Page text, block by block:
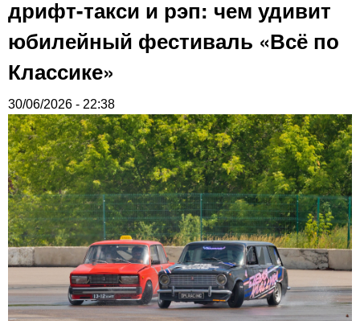
дрифт-такси и рэп: чем удивит
юбилейный фестиваль «Всё по
Классике»
30/06/2026 - 22:38